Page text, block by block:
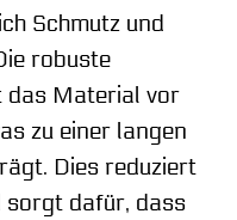
Schmutz und
robuste
das Material vor
zu einer langen
Dies reduziert
sorgt dafür, dass